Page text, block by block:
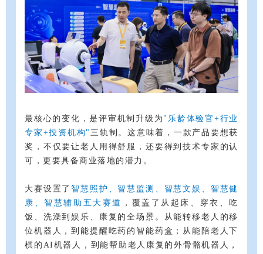
最核心的变化，是评审机制升级为 "乐龄体验官+行业
专家+投资机构" 三轨制。这意味着，一款产品要想获
奖，不仅要让老人用得舒服，还要得到技术专家的认
可，更要具备商业落地的潜力。
大赛设置了智慧照护、智慧监测、智慧文娱、智慧健
康、智慧辅助五大赛道
，覆盖了从起床、穿衣、吃
饭、洗澡到娱乐、康复的全场景。从能转移老人的移
位机器人，到能提醒吃药的智能药盒；从能陪老人下
棋的AI机器人，到能帮助老人康复的外骨骼机器人，